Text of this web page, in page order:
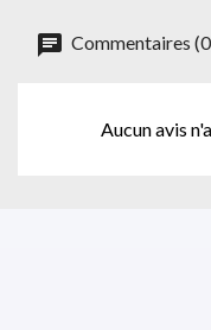
Commentaires
Aucun avis